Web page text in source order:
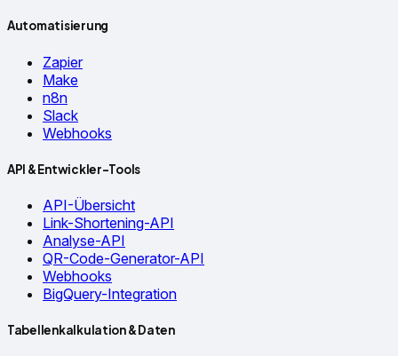
Automatisierung
Zapier
Make
n8n
Slack
Webhooks
API & Entwickler-Tools
API-Übersicht
Link-Shortening-API
Analyse-API
QR-Code-Generator-API
Webhooks
BigQuery-Integration
Tabellenkalkulation & Daten